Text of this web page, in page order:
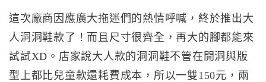
這次廠商因應廣大拖迷們的熱情呼喊，終於推出大
人洞洞鞋款了！而且尺寸很齊全，再大的腳都能來
試試XD。店家說大人款的洞洞鞋不管在開洞與版
型上都比兒童款還耗費成本，所以一雙150元，兩